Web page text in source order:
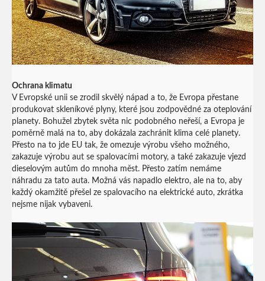
Ochrana klimatu
V Evropské unii se zrodil skvělý nápad a to, že Evropa přestane
produkovat skleníkové plyny, které jsou zodpovědné za oteplování
planety. Bohužel zbytek světa nic podobného neřeší, a Evropa je
poměrně malá na to, aby dokázala zachránit klima celé planety.
Přesto na to jde EU tak, že omezuje výrobu všeho možného,
zakazuje výrobu aut se spalovacími motory, a také zakazuje vjezd
dieselovým autům do mnoha měst. Přesto zatím nemáme
náhradu za tato auta. Možná vás napadlo elektro, ale na to, aby
každý okamžitě přešel ze spalovacího na elektrické auto, zkrátka
nejsme nijak vybaveni.